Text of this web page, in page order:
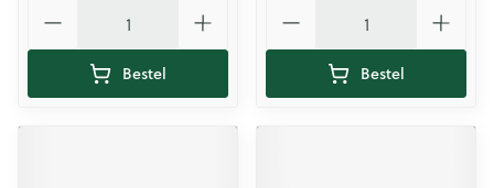
Bestel Bestel